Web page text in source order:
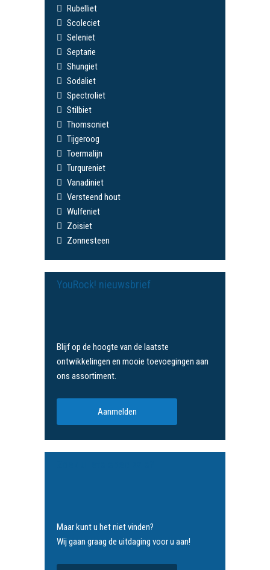
Rubelliet
Scoleciet
Seleniet
Septarie
Shungiet
Sodaliet
Spectroliet
Stilbiet
Thomsoniet
Tijgeroog
Toermalijn
Turqureniet
Vanadiniet
Versteend hout
Wulfeniet
Zoisiet
Zonnesteen
YouRock! nieuwsbrief
Blijf op de hoogte van de laatste
ontwikkelingen en mooie toevoegingen aan
ons assortiment.
Aanmelden
Maar kunt u het niet vinden?
Wij gaan graag de uitdaging voor u aan!